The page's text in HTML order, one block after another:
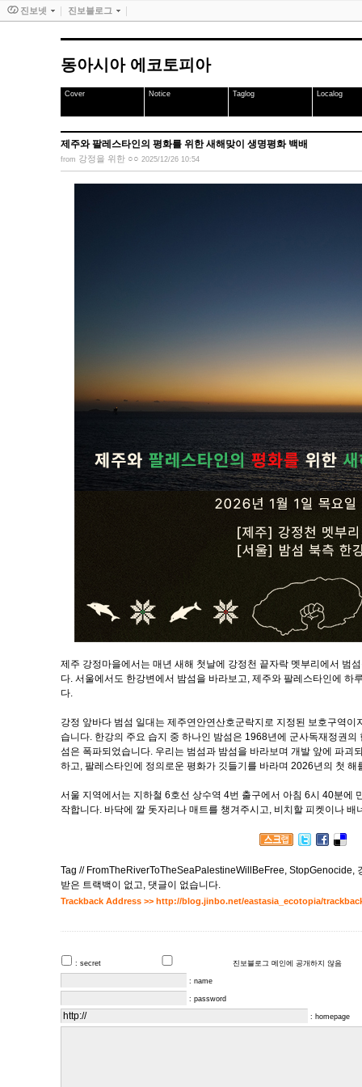
동아시아 에코토피아
Cover Notice Taglog Localog
제주와 팔레스타인의 평화를 위한 새해맞이 생명평화 백배
from 강정을 위한 ○○ 2025/12/26 10:54
제주 강정마을에서는 매년 새해 첫날에 강정천 끝자락 멧부리에서 범
다. 서울에서도 한강변에서 밤섬을 바라보고, 제주와 팔레스타인에 하
다.
강정 앞바다 범섬 일대는 제주연안연산호군락지로 지정된 보호구역
습니다. 한강의 주요 습지 중 하나인 밤섬은 1968년에 군사독재정권
섬은 폭파되었습니다. 우리는 범섬과 밤섬을 바라보며 개발 앞에 파괴
하고, 팔레스타인에 정의로운 평화가 깃들기를 바라며 2026년의 첫 해
서울 지역에서는 지하철 6호선 상수역 4번 출구에서 아침 6시 40분에
작합니다. 바닥에 깔 돗자리나 매트를 챙겨주시고, 비치할 피켓이나 배
Tag // FromTheRiverToTheSeaPalestineWillBeFree, StopGenocide,
받은 트랙백이 없고, 댓글이 없습니다.
Trackback Address >> http://blog.jinbo.net/eastasia_ecotopia/
: secret 진보블로그 메인에 공개하지 않음
: name
: password
: homepage
진보넷 진보블로그